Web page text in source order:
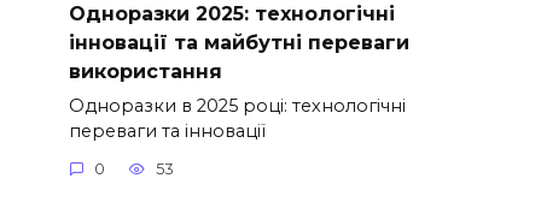
Одноразки 2025: технологічні
інновації та майбутні переваги
використання
Одноразки в 2025 році: технологічні
переваги та інновації
0 53